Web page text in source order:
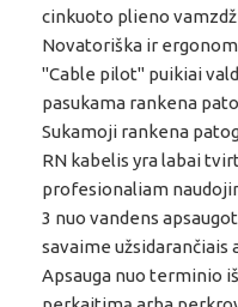
cinkuoto plieno
Novatoriška ir
"Cable pilot" puikiai
pasukama rankena
Sukamoji rankena
RN kabelis yra labai
profesionaliam
3 nuo vandens
savaime užsidarančiais
Apsauga nuo terminio